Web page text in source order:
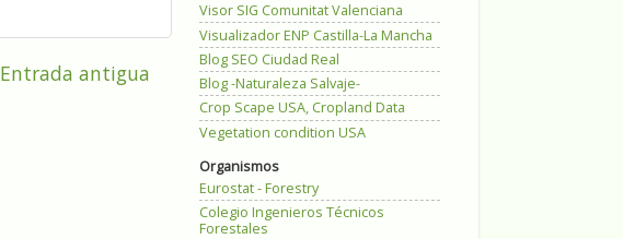
Entrada antigua
Visor SIG Comunitat Valenciana
Visualizador ENP Castilla-La Mancha
Blog SEO Ciudad Real
Blog -Naturaleza Salvaje-
Crop Scape USA, Cropland Data
Vegetation condition USA
Organismos
Eurostat - Forestry
Colegio Ingenieros Técnicos
Forestales